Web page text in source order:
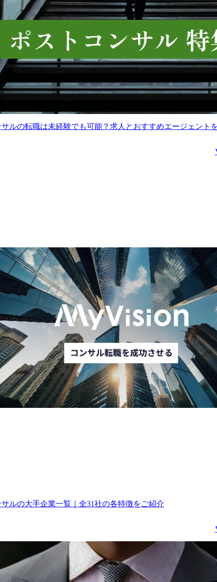
ルの転職は未経験でも可能？求人とおすすめエージェント
ルの大手企業一覧｜全31社の各特徴をご紹介